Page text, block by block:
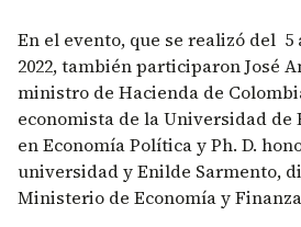
En el evento, que se realizó del 5
2022, también participaron José
ministro de Hacienda de
economista de la Universidad de
en Economía Política y Ph. D.
universidad y Enilde Sarmento,
Ministerio de Economía y